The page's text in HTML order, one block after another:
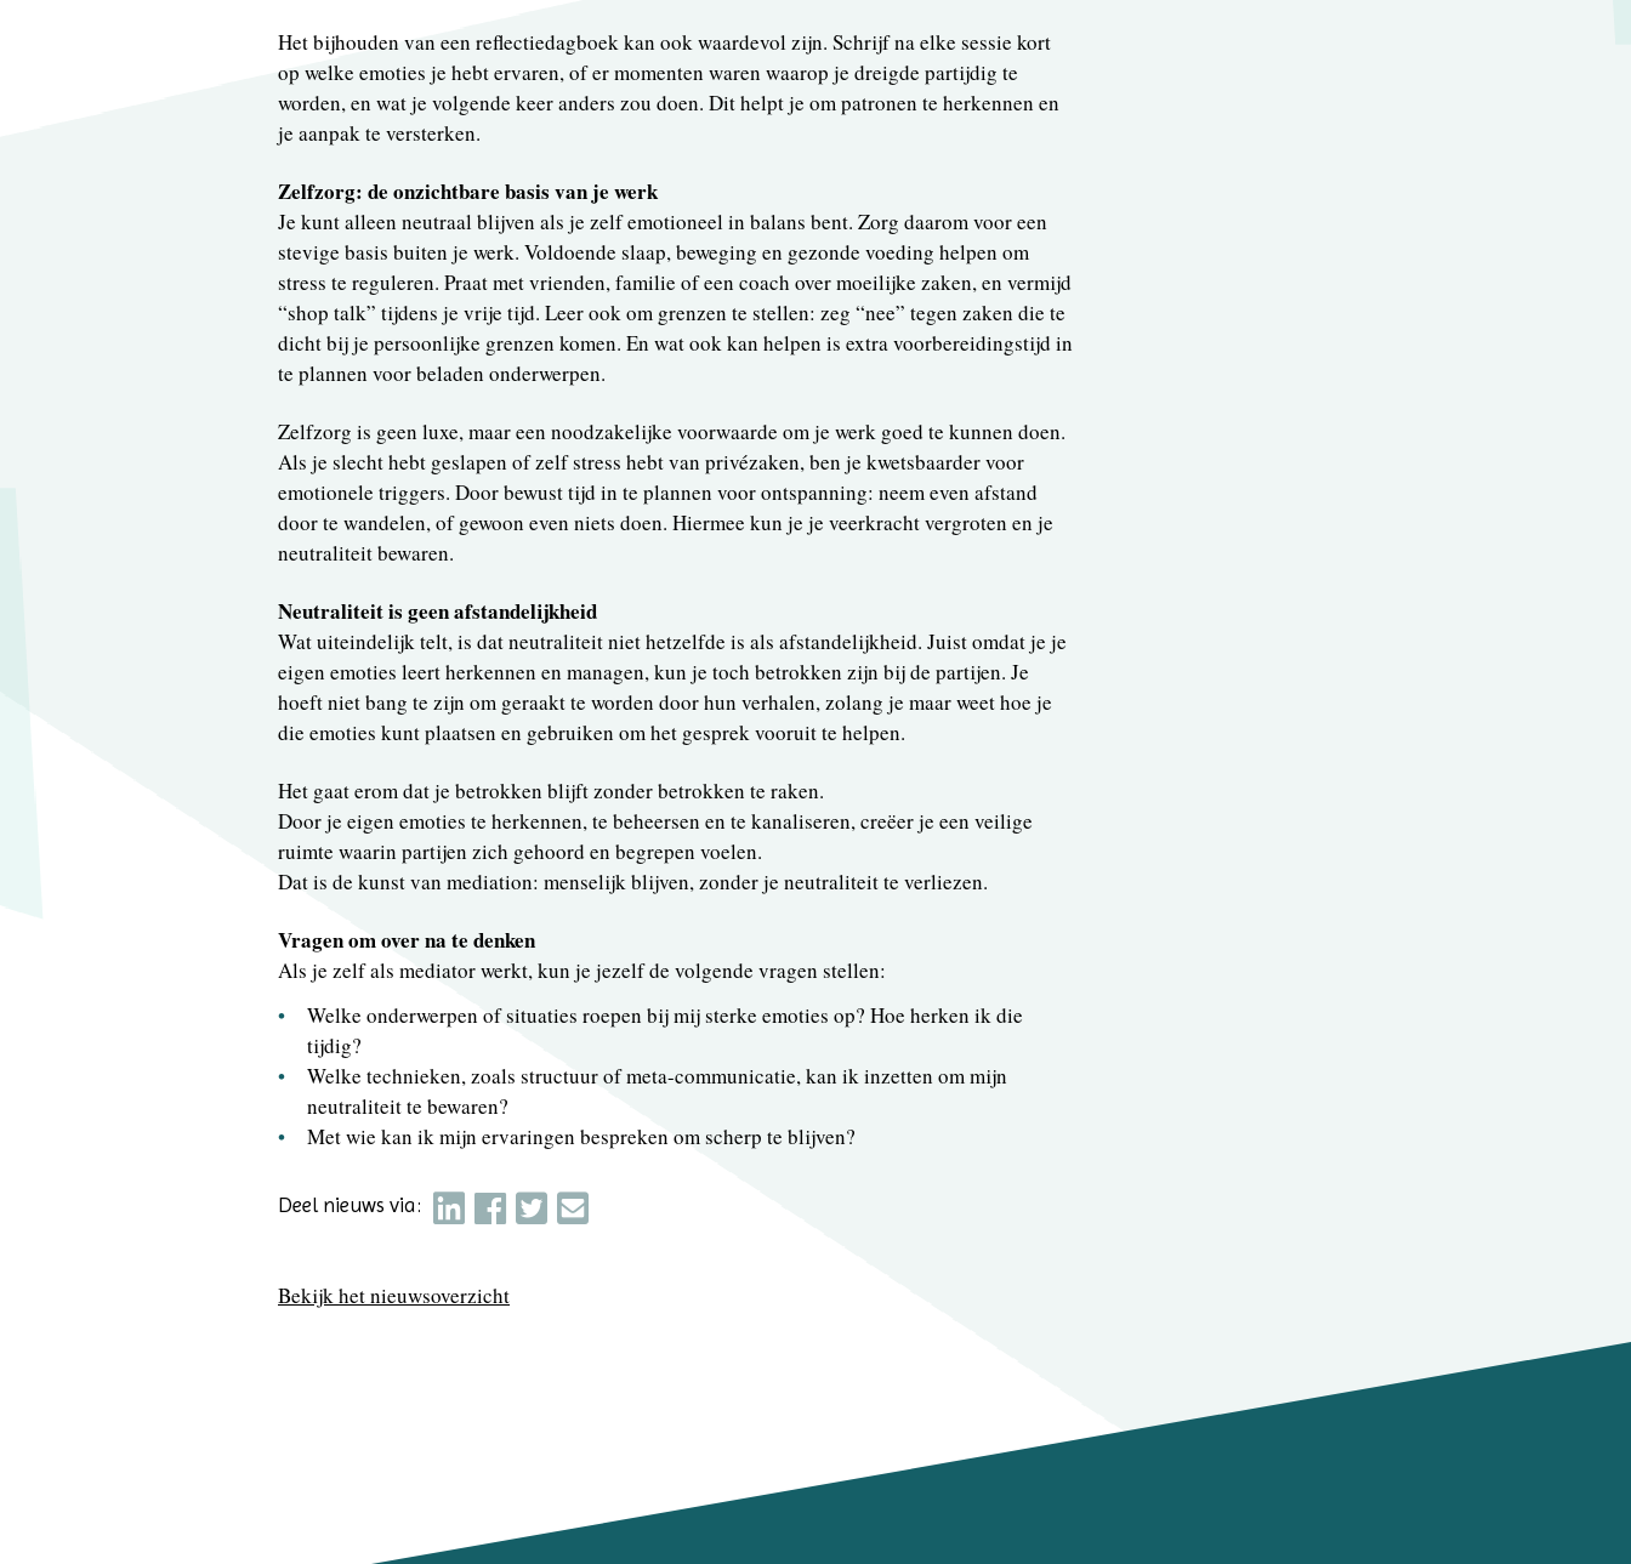
Het bijhouden van een reflectiedagboek kan ook waardevol zijn. Schrijf na elke sessie kort
op welke emoties je hebt ervaren, of er momenten waren waarop je dreigde partijdig te
worden, en wat je volgende keer anders zou doen. Dit helpt je om patronen te herkennen en
je aanpak te versterken.
Zelfzorg: de onzichtbare basis van je werk
Je kunt alleen neutraal blijven als je zelf emotioneel in balans bent. Zorg daarom voor een
stevige basis buiten je werk. Voldoende slaap, beweging en gezonde voeding helpen om
stress te reguleren. Praat met vrienden, familie of een coach over moeilijke zaken, en vermijd
“shop talk” tijdens je vrije tijd. Leer ook om grenzen te stellen: zeg “nee” tegen zaken die te
dicht bij je persoonlijke grenzen komen. En wat ook kan helpen is extra voorbereidingstijd in
te plannen voor beladen onderwerpen.
Zelfzorg is geen luxe, maar een noodzakelijke voorwaarde om je werk goed te kunnen doen.
Als je slecht hebt geslapen of zelf stress hebt van privézaken, ben je kwetsbaarder voor
emotionele triggers. Door bewust tijd in te plannen voor ontspanning: neem even afstand
door te wandelen, of gewoon even niets doen. Hiermee kun je je veerkracht vergroten en je
neutraliteit bewaren.
Neutraliteit is geen afstandelijkheid
Wat uiteindelijk telt, is dat neutraliteit niet hetzelfde is als afstandelijkheid. Juist omdat je je
eigen emoties leert herkennen en managen, kun je toch betrokken zijn bij de partijen. Je
hoeft niet bang te zijn om geraakt te worden door hun verhalen, zolang je maar weet hoe je
die emoties kunt plaatsen en gebruiken om het gesprek vooruit te helpen.
Het gaat erom dat je betrokken blijft zonder betrokken te raken.
Door je eigen emoties te herkennen, te beheersen en te kanaliseren, creëer je een veilige
ruimte waarin partijen zich gehoord en begrepen voelen.
Dat is de kunst van mediation: menselijk blijven, zonder je neutraliteit te verliezen.
Vragen om over na te denken
Als je zelf als mediator werkt, kun je jezelf de volgende vragen stellen:
Welke onderwerpen of situaties roepen bij mij sterke emoties op? Hoe herken ik die
tijdig?
Welke technieken, zoals structuur of meta-communicatie, kan ik inzetten om mijn
neutraliteit te bewaren?
Met wie kan ik mijn ervaringen bespreken om scherp te blijven?
Deel nieuws via:
Bekijk het nieuwsoverzicht